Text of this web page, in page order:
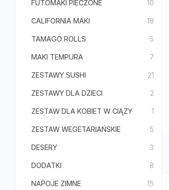
FUTOMAKI PIECZONE 10
CALIFORNIA MAKI 18
TAMAGO ROLLS 5
MAKI TEMPURA 7
ZESTAWY SUSHI 21
ZESTAWY DLA DZIECI 2
ZESTAW DLA KOBIET W CIĄŻY 1
ZESTAW WEGETARIAŃSKIE 5
DESERY 3
DODATKI 8
NAPOJE ZIMNE 15